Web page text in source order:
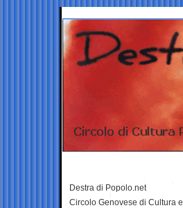
Destra di Popolo.net
Circolo Genovese di Cultura e